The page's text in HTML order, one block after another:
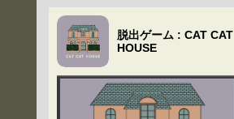
脱出ゲーム : CAT CAT
HOUSE